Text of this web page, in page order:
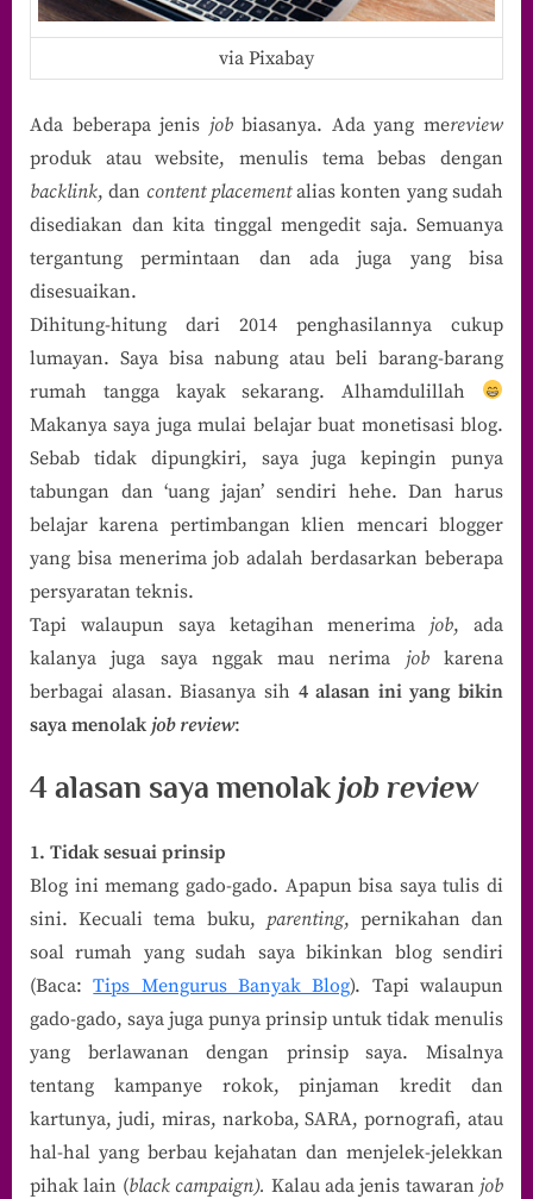
via Pixabay
Ada beberapa jenis jobbiasanya. Ada yang mereview
produk atau website, menulis tema bebas dengan
backlink, dan content placementalias konten yang sudah
disediakan dan kita tinggal mengedit saja. Semuanya
tergantung permintaan dan ada juga yang bisa
disesuaikan.
Dihitung-hitung dari 2014 penghasilannya cukup
lumayan. Saya bisa nabung atau beli barang-barang
rumah tangga kayak sekarang. Alhamdulillah
Makanya saya juga mulai belajar buat monetisasi blog.
Sebab tidak dipungkiri, saya juga kepingin punya
tabungan dan ‘uang jajan’ sendiri hehe. Dan harus
belajar karena pertimbangan klien mencari blogger
yang bisa menerima job adalah berdasarkan beberapa
persyaratan teknis.
Tapi walaupun saya ketagihan menerima job, ada
kalanya juga saya nggak mau nerima jobkarena
berbagai alasan. Biasanya sih 4 alasan ini yang bikin
saya menolak job review:
4 alasan saya menolak job review
1. Tidak sesuai prinsip
Blog ini memang gado-gado. Apapun bisa saya tulis di
sini. Kecuali tema buku, parenting, pernikahan dan
soal rumah yang sudah saya bikinkan blog sendiri
(Baca:Tips Mengurus Banyak Blog). Tapi walaupun
gado-gado, saya juga punya prinsip untuk tidak menulis
yang berlawanan dengan prinsip saya. Misalnya
tentang kampanye rokok, pinjaman kredit dan
kartunya, judi, miras, narkoba, SARA, pornografi, atau
hal-hal yang berbau kejahatan dan menjelek-jelekkan
pihak lain (black campaign). Kalau ada jenis tawaran job